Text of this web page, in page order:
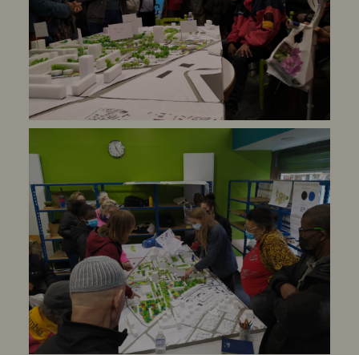
comment une association reconnue pour
son utilité sociale et soutenue par
certains pouvoirs publics peut-elle
être menacée d’existence du seul fait
d’un désaccord municipal ?
Du café associatif au service
public de proximité : un modèle
d’ancrage local
Né de l’initiative d’habitants et de
professionnels face à la ghettoïsation
de leur quartier, le Café associatif
des Tilleuls s’est construit comme un
lieu d’accueil, de convivialité et
d’entraide ouvert à toutes les
générations.
Grâce à un fonctionnement démocratique,
des activités gratuites, l’implication
bénévole et l’appui de dispositifs
d’insertion, il a progressivement